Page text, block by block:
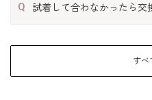
Q 試着して合わなかったら交
すべ